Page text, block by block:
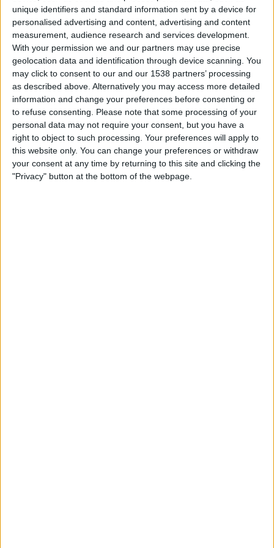
unique identifiers and standard information sent by a device for
personalised advertising and content, advertising and content
measurement, audience research and services development.
With your permission we and our partners may use precise
geolocation data and identification through device scanning. You
may click to consent to our and our 1538 partners’ processing
as described above. Alternatively you may access more detailed
information and change your preferences before consenting or
to refuse consenting.
Please note that some processing of your
personal data may not require your consent, but you have a
right to object to such processing. Your preferences will apply to
this website only. You can change your preferences or withdraw
your consent at any time by returning to this site and clicking the
"Privacy" button at the bottom of the webpage.
còmode. Així, pel que fa a l'Aeroport del Prat, el text
recull que l'objectiu és que aquest "guanyi
capacitat" i es modernitzi "amb respecte a la
biodiversitat".
La paraula Hard Rock no apareix literalment a
l'acord entre Govern i PSC. Això sí, en un punt
sobre el "desenvolupament econòmic del Camp de
Tarragona" s'hi recull el compromís de
"completar els processos relacionats amb l'inici del
projecte delConsorci Recreatiu i Turístic de